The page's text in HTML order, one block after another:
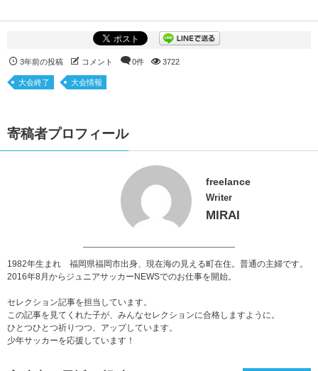
3年前の投稿 コメント 0件 3722
大会終了 大会情報
寄稿者プロフィール
freelance
Writer
MIRAI
1982年生まれ 福岡県福岡市出身、現在海の見える町在住。普通の主婦です。
2016年8月からジュニアサッカーNEWSでのお仕事を開始。
セレクション記事を担当しています。
この記事を見てくれた子が、みんなセレクションに合格しますように。
ひとつひとつ祈りつつ、アップしています。
少年サッカーを応援しています！